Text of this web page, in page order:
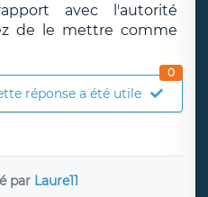
avec l'autorité
de le mettre comme
réponse a été utile
0
par Laure11